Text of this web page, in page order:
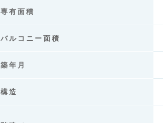
専有面積
バルコニー面積
築年月
構造